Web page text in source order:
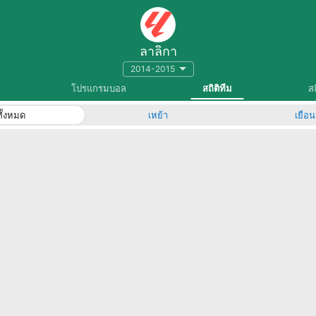
ลาลิกา
2014-2015
โปรแกรมบอล สถิติทีม ส
งหมด เหย้า เยือน